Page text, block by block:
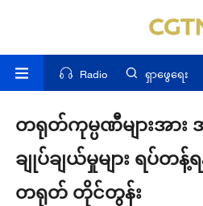
Radio ရှာဖွေရေး
တရုတ်ကုမ္ပဏီများအား
ချုပ်ချယ်မှုများ ရပ်တ
တရုတ် တိုင်တွန်း